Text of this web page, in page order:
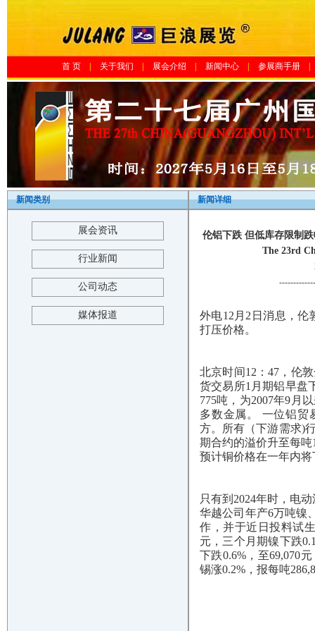
首 页 关于我们 展会介绍 新闻中心 参展商手册|
新闻类别
展会资讯
行业新闻
公司动态
媒体报道
新闻详细
伦铝下跌 但低库存限制
The 23rd
外电12月2日消息，伦
打压价格。
北京时间12：47，伦
货交易所1月期铝早盘
775吨，为2007年9月
多数金属。 一位铝贸
方。所有（下游需求)
期合约的溢价升至每
预计铜价格在一年内
只有到2024年时，电
华越公司年产6万吨镍
作，并于近日投料试
元，三个月期镍下跌
下跌0.6%，至69,070
锡涨0.2%，报每吨